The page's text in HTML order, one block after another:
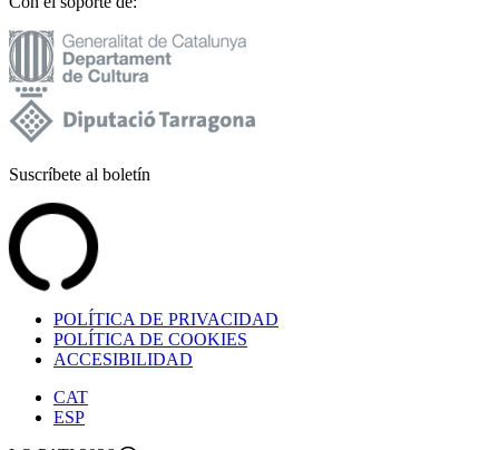
Suscríbete al boletín
POLÍTICA DE PRIVACIDAD
POLÍTICA DE COOKIES
ACCESIBILIDAD
CAT
ESP